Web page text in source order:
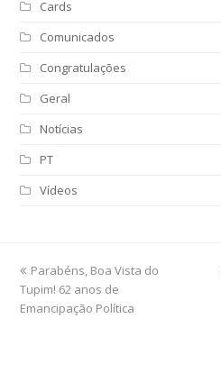
Cards
Comunicados
Congratulações
Geral
Notícias
PT
Vídeos
previous
post:
Parabéns, Boa Vista do
Tupim! 62 anos de
Emancipação Política